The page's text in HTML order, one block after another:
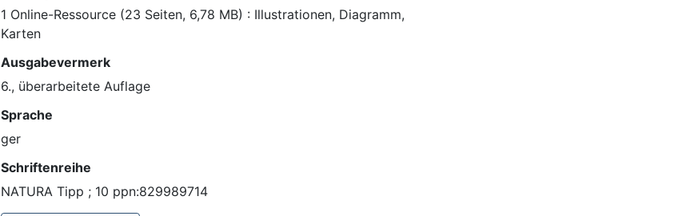
1 Online-Ressource (23 Seiten, 6,78 MB) : Illustrationen, Diagramm,
Karten
Ausgabevermerk
6., überarbeitete Auflage
Sprache
ger
Schriftenreihe
NATURA Tipp ; 10 ppn:829989714